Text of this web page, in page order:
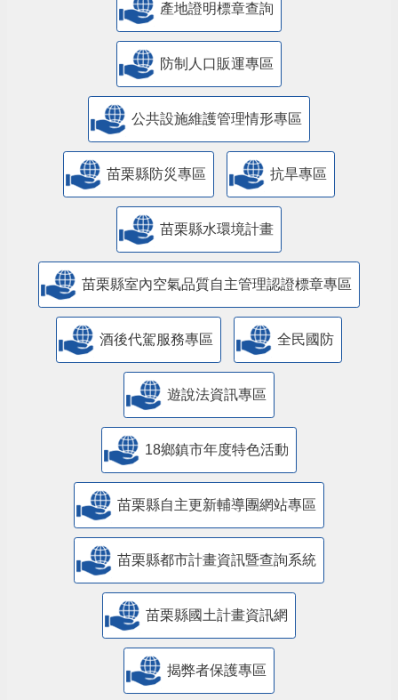
產地證明標章查詢
防制人口販運專區
​公共設施維護管理情形專區
苗栗縣防災專區 抗旱專區
苗栗縣水環境計畫
苗栗縣室內空氣品質自主管理認證標章專區
酒後代駕服務專區 全民國防
遊說法資訊專區
18鄉鎮市年度特色活動
苗栗縣自主更新輔導團網站專區
苗栗縣都市計畫資訊暨查詢系統
苗栗縣國土計畫資訊網
揭弊者保護專區